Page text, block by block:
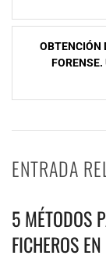
entradas
OBTENCIÓN
ENTRADA
5 MÉTODOS
FICHEROS